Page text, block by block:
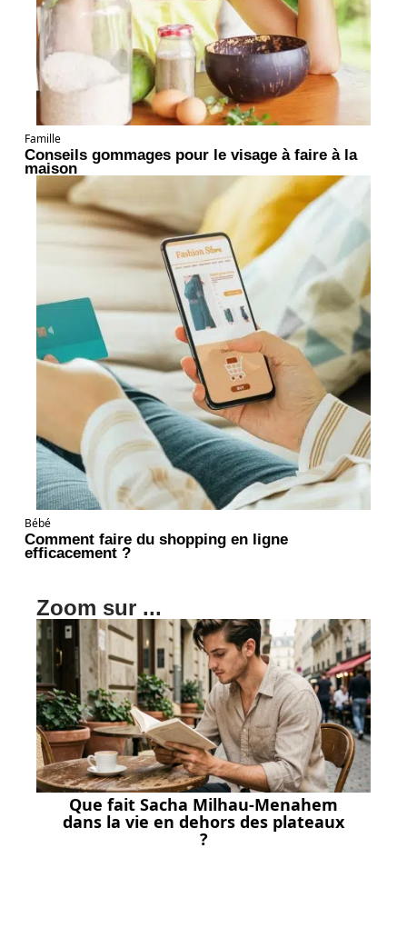
Famille
Conseils gommages pour le visage à faire à la
maison
Bébé
Comment faire du shopping en ligne
efficacement ?
Zoom sur ...
Que fait Sacha Milhau-Menahem
dans la vie en dehors des plateaux
?